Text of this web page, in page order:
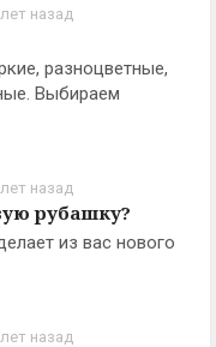
назад
разноцветные,
Выбираем
назад
рубашку?
из вас нового
назад